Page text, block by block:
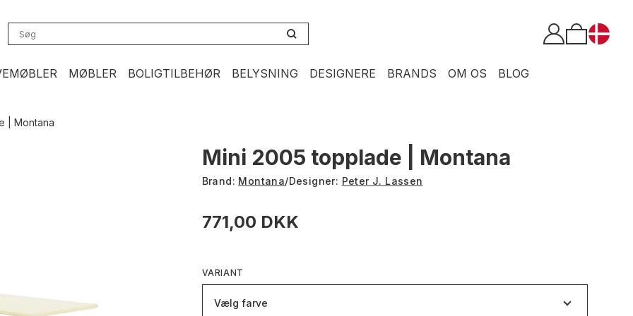
MØBLER BOLIGTILBEHØR BELYSNING DESIGNERE BRANDS OM OS BLOG
| Montana
Mini 2005 topplade | Montana
Brand: Montana/Designer: Peter J. Lassen
771,00 DKK
VARIANT
Vælg farve